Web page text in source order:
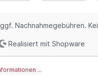
Nachnahmegebühren.
Realisiert mit Shopware
...